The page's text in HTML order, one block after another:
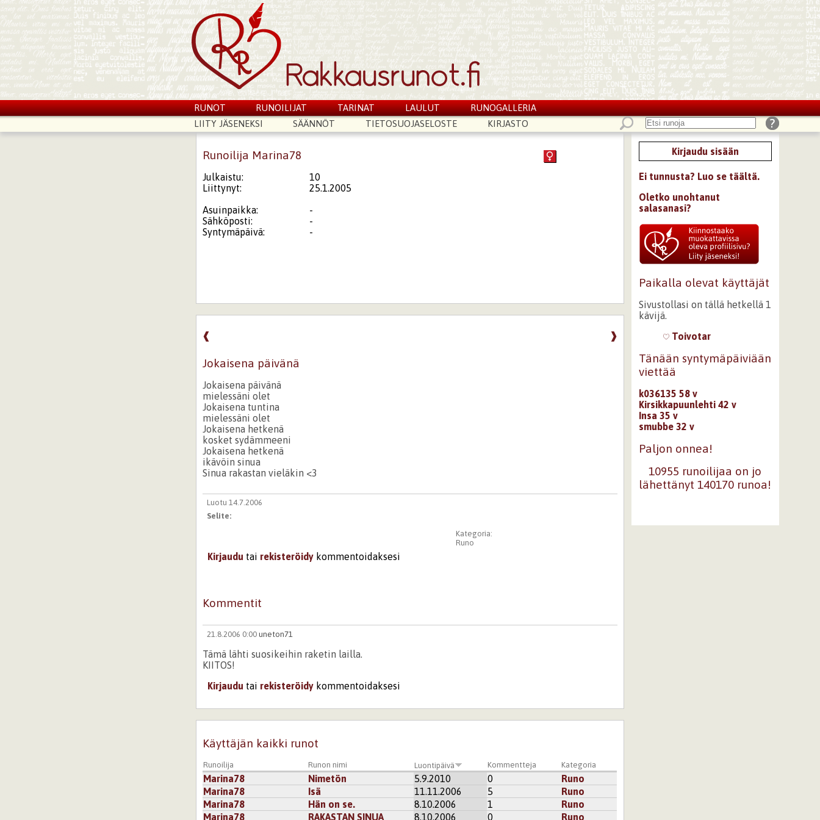
RUNOT RUNOILIJAT TARINAT LAULUT
RUNOGALLERIA
LIITY JÄSENEKSI
SÄÄNNÖT TIETOSUOJASELOSTE KIRJASTO
Runoilija Marina78
Julkaistu:
10
Liittynyt:
25.1.2005
Asuinpaikka:
-
Sähköposti:
-
Syntymäpäivä:
-
❱
❰
Jokaisena päivänä
Jokaisena päivänä
mielessäni olet
Jokaisena tuntina
mielessäni olet
Jokaisena hetkenä
kosket sydämmeeni
Jokaisena hetkenä
ikävöin sinua
Sinua rakastan vieläkin <3
Luotu 14.7.2006
Selite:
Kategoria:
Runo
Kirjaudu tai rekisteröidy kommentoidaksesi
Kommentit
21.8.2006 0:00 uneton71
Tämä lähti suosikeihin raketin lailla.
KIITOS!
Kirjaudu tai rekisteröidy kommentoidaksesi
Käyttäjän kaikki runot
Runoilija Runon nimi Luontipäivä Kommentteja Kategoria
Marina78 Nimetön 5.9.2010 0
Runo
Marina78
Isä 11.11.2006 5
Runo
Marina78
Hän on se. 8.10.2006 1
Runo
Marina78
RAKASTAN SINUA 8.10.2006 0 Runo
Kirjaudu sisään
Ei tunnusta? Luo se täältä.
Oletko unohtanut
salasanasi?
Paikalla olevat käyttäjät
Sivustollasi on tällä hetkellä 1
kävijä.
Toivotar
Tänään syntymäpäiviään
viettää
k036135 58 v
Kirsikkapuunlehti 42 v
Insa 35 v
smubbe 32 v
Paljon onnea!
10955 runoilijaa on jo
lähettänyt 140170 runoa!